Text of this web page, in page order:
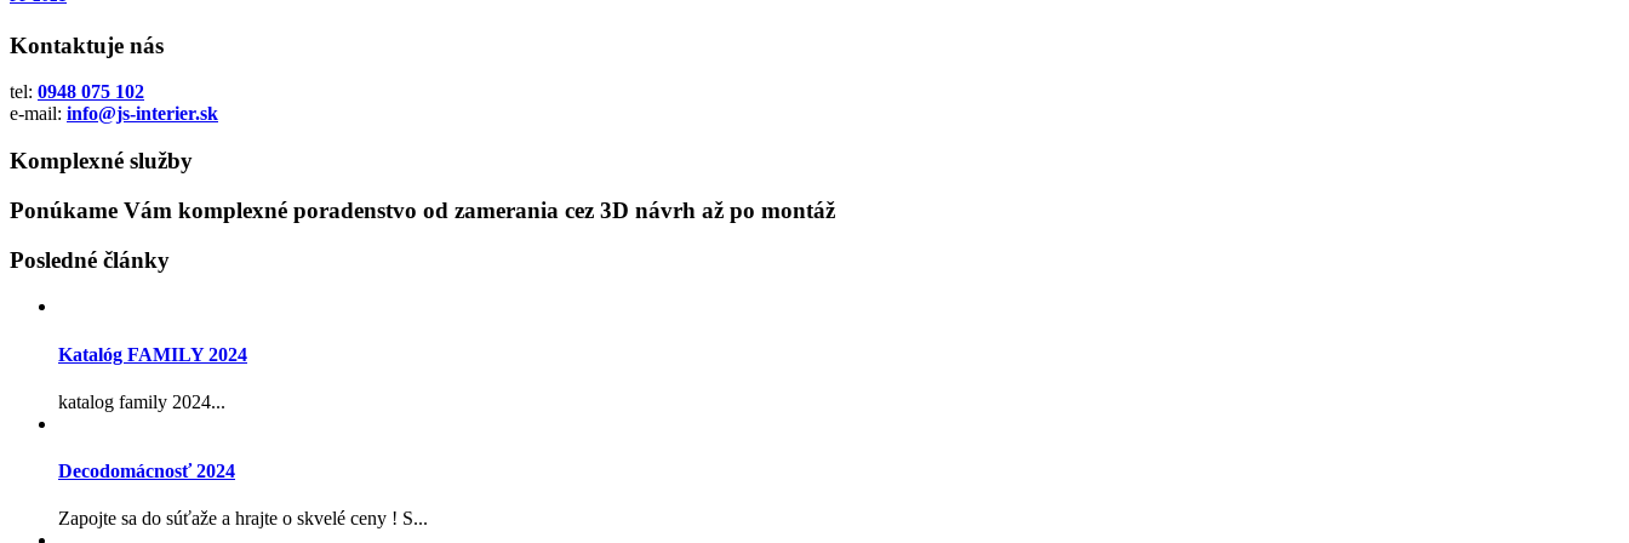
Kontaktuje nás
tel: 0948 075 102
e-mail: info@js-interier.sk
Komplexné služby
Ponúkame Vám komplexné poradenstvo od zamerania cez 3D návrh až po montáž
Posledné články
Katalóg FAMILY 2024
katalog family 2024...
Decodomácnosť 2024
Zapojte sa do súťaže a hrajte o skvelé ceny ! S...